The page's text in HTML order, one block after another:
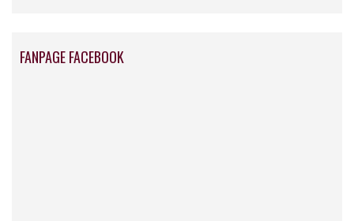
FANPAGE FACEBOOK